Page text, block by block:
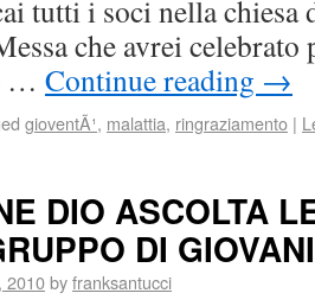
tutti i soci nella chiesa
che avrei
… Continue reading →
gioventÃ¹, malattia, ringraziamento |
DIO ASCOLTA
DI GIOVANI
2010byfranksantucci